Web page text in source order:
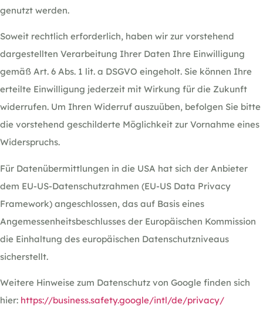
genutzt werden.
Soweit rechtlich erforderlich, haben wir zur vorstehend
dargestellten Verarbeitung Ihrer Daten Ihre Einwilligung
gemäß Art. 6 Abs. 1 lit. a DSGVO eingeholt. Sie können Ihre
erteilte Einwilligung jederzeit mit Wirkung für die Zukunft
widerrufen. Um Ihren Widerruf auszuüben, befolgen Sie bitte
die vorstehend geschilderte Möglichkeit zur Vornahme eines
Widerspruchs.
Für Datenübermittlungen in die USA hat sich der Anbieter
dem EU-US-Datenschutzrahmen (EU-US Data Privacy
Framework) angeschlossen, das auf Basis eines
Angemessenheitsbeschlusses der Europäischen Kommission
die Einhaltung des europäischen Datenschutzniveaus
sicherstellt.
Weitere Hinweise zum Datenschutz von Google finden sich
hier: https://business.safety.google/intl/de/privacy/